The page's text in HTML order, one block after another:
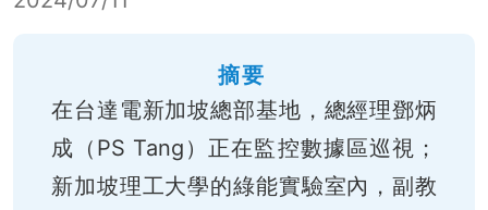
摘要
在台達電新加坡總部基地，總經理鄧炳
成（PS Tang）正在監控數據區巡視；
新加坡理工大學的綠能實驗室內，副教